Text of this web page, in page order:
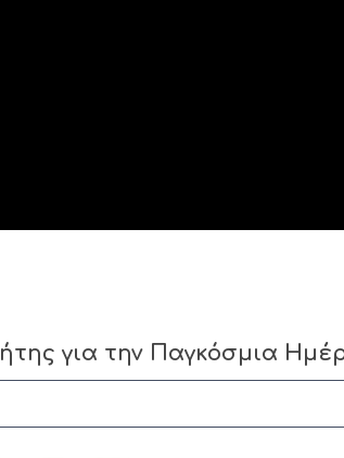
για την Παγκόσμια